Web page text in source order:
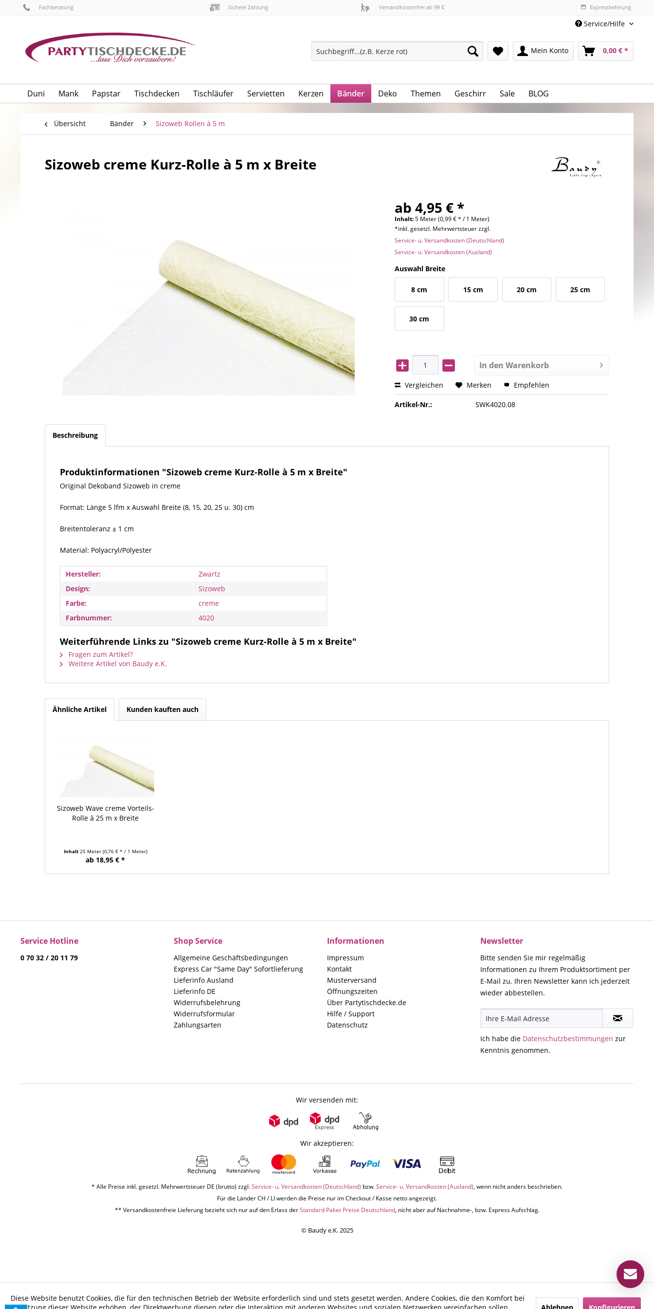
Fachberatung Sichere Zahlung Versandkostenfrei ab 99 € Expresslieferung
Service/Hilfe
Mein Konto 0,00 € *
Duni Mank Papstar Tischdecken Tischläufer Servietten Kerzen Bänder Deko Themen Geschirr Sale BLOG
Übersicht Bänder Sizoweb Rollen à 5 m
Sizoweb creme Kurz-Rolle à 5 m x Breite
ab 4,95 € *
Inhalt:5 Meter (0,99 € * / 1 Meter)
*inkl. gesetzl. Mehrwertsteuer zzgl.
Service- u. Versandkosten (Deutschland)
Service- u. Versandkosten (Ausland)
Auswahl Breite
8 cm 15 cm 20 cm 25 cm
30 cm
In den Warenkorb
Vergleichen Merken Empfehlen
Artikel-Nr.: SWK4020.08
Beschreibung
Produktinformationen "Sizoweb creme Kurz-Rolle à 5 m x Breite"
Original Dekoband Sizoweb in creme
Format: Länge 5 lfm x Auswahl Breite (8, 15, 20, 25 u. 30) cm
Breitentoleranz ± 1 cm
Material: Polyacryl/Polyester
Hersteller:
Zwartz
Design:
Sizoweb
Farbe:
creme
Farbnummer:
4020
Weiterführende Links zu "Sizoweb creme Kurz-Rolle à 5 m x Breite"
Fragen zum Artikel?
Weitere Artikel von Baudy e.K.
Ähnliche Artikel Kunden kauften auch
Sizoweb Wave creme Vorteils-
Rolle à 25 m x Breite
Inhalt 25 Meter (0,76 € * / 1 Meter)
ab 18,95 € *
Service Hotline
0 70 32 / 20 11 79
Shop Service
Allgemeine Geschäftsbedingungen
Express Car "Same Day" Sofortlieferung
Lieferinfo Ausland
Lieferinfo DE
Widerrufsbelehrung
Widerrufsformular
Zahlungsarten
Informationen
Impressum
Kontakt
Musterversand
Öffnungszeiten
Über Partytischdecke.de
Hilfe / Support
Datenschutz
Newsletter
Bitte senden Sie mir regelmäßig
Informationen zu Ihrem Produktsortiment per
E-Mail zu. Ihren Newsletter kann ich jederzeit
wieder abbestellen.
Ich habe die Datenschutzbestimmungen zur
Kenntnis genommen.
Wir versenden mit:
Wir akzeptieren:
* Alle Preise inkl. gesetzl. Mehrwertsteuer DE (brutto) zzgl.Service- u. Versandkosten (Deutschland) bzw.Service- u. Versandkosten (Ausland), wenn nicht anders beschrieben.
Für die Länder CH / LI werden die Preise nur im Checkout / Kasse netto angezeigt.
** Versandkostenfreie Lieferung bezieht sich nur auf den Erlass derStandard Paket Preise Deutschland, nicht aber auf Nachnahme-, bzw. Express Aufschlag.
© Baudy e.K. 2025
Diese Website benutzt Cookies, die für den technischen Betrieb der Website erforderlich sind und stets gesetzt werden. Andere Cookies, die den Komfort bei
Ablehnen Konfigurieren